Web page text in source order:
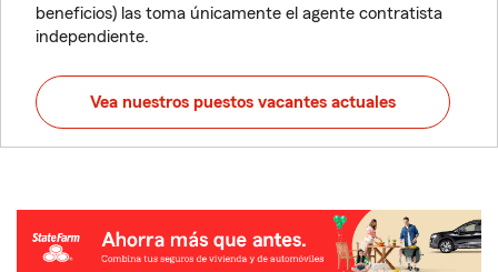
beneficios) las toma únicamente el agente contratista
independiente.
Vea nuestros puestos vacantes actuales